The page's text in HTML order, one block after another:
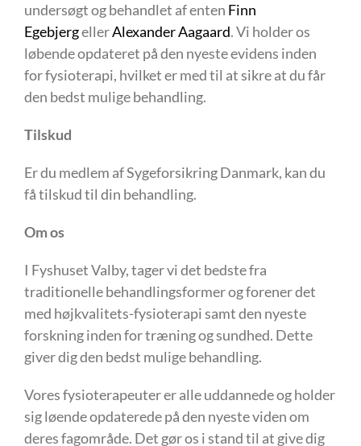
undersøgt og behandlet af enten Finn
EgebjergellerAlexander Aagaard. Vi holder os
løbende opdateret på den nyeste evidens inden
for fysioterapi, hvilket er med til at sikre at du får
den bedst mulige behandling.
Tilskud
Er du medlem af Sygeforsikring Danmark, kan du
få tilskud til din behandling.
Om os
I Fyshuset Valby, tager vi det bedste fra
traditionelle behandlingsformer og forener det
med højkvalitets-fysioterapi samt den nyeste
forskning inden for træning og sundhed. Dette
giver dig den bedst mulige behandling.
Vores fysioterapeuter er alle uddannede og holder
sig løende opdaterede på den nyeste viden om
deres fagområde. Det gør os i stand til at give dig